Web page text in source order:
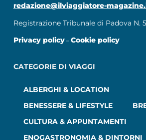
redazione@ilviaggiatore-
Registrazione Tribunale di Padova N.
Privacy policy– Cookie policy
CATEGORIE DI VIAGGI
ALBERGHI & LOCATION
BENESSERE & LIFESTYLE
CULTURA & APPUNTAMENTI
ENOGASTRONOMIA & DINTORNI